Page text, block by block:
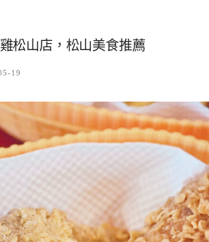
松山店，松山美食推薦
19